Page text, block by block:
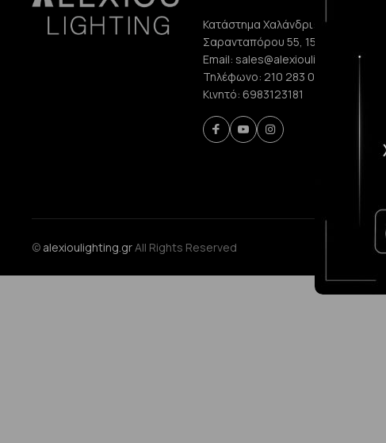
Κατάστημα Χαλάνδρι:
Σαρανταπόρου 55, 15232, Χαλάνδρι
Email: sales@alexioulighting.gr
Τηλέφωνο: 210 283 0072
Κινητό: 6983123181
© alexioulighting.grAll Rights Reserved